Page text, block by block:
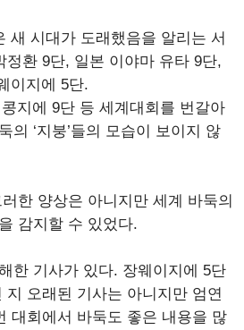
새 시대가 도래했음을 알리는 서
정환 9단, 일본 이야마 유타 9단,
이지에 5단.
지에 9단 등 세계대회를 번갈아
의 ‘지붕’들의 모습이 보이지 않
한 양상은 아니지만 세계 바둑의
감지할 수 있었다.
한 기사가 있다. 장웨이지에 5단
지 오래된 기사는 아니지만 엄연
대회에서 바둑도 좋은 내용을 많